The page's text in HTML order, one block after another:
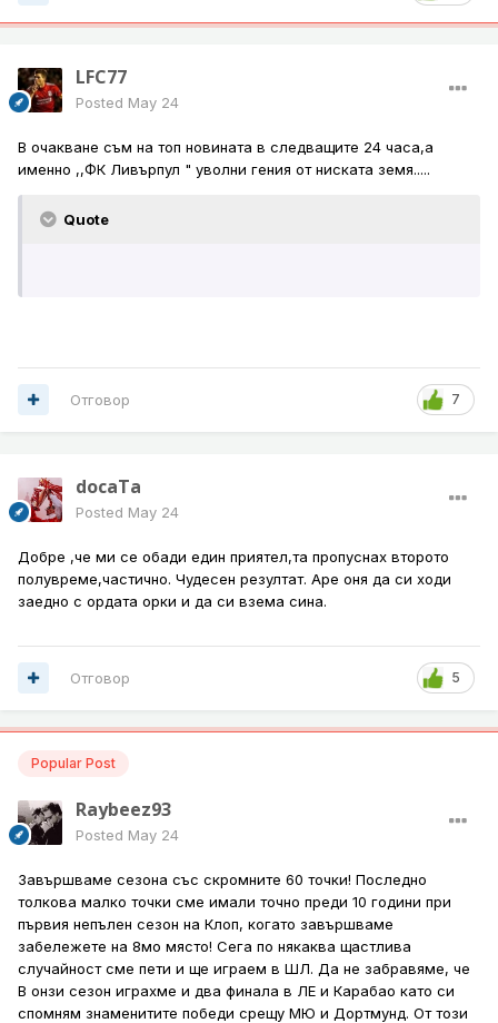
LFC77
Posted May 24
В очакване съм на топ новината в следващите 24 часа,а
именно ,,ФК Ливърпул " уволни гения от ниската земя.....
Quote
7
Отговор
docaTa
Posted May 24
Добре ,че ми се обади един приятел,та пропуснах второто
полувреме,частично. Чудесен резултат. Аре оня да си ходи
заедно с ордата орки и да си взема сина.
5
Отговор
Popular Post
Raybeez93
Posted May 24
Завършваме сезона със скромните 60 точки! Последно
толкова малко точки сме имали точно преди 10 години при
първия непълен сезон на Клоп, когато завършваме
забележете на 8мо място! Сега по някаква щастлива
случайност сме пети и ще играем в ШЛ. Да не забравяме, че
В онзи сезон играхме и два финала в ЛЕ и Карабао като си
спомням знаменитите победи срещу МЮ и Дортмунд. От този